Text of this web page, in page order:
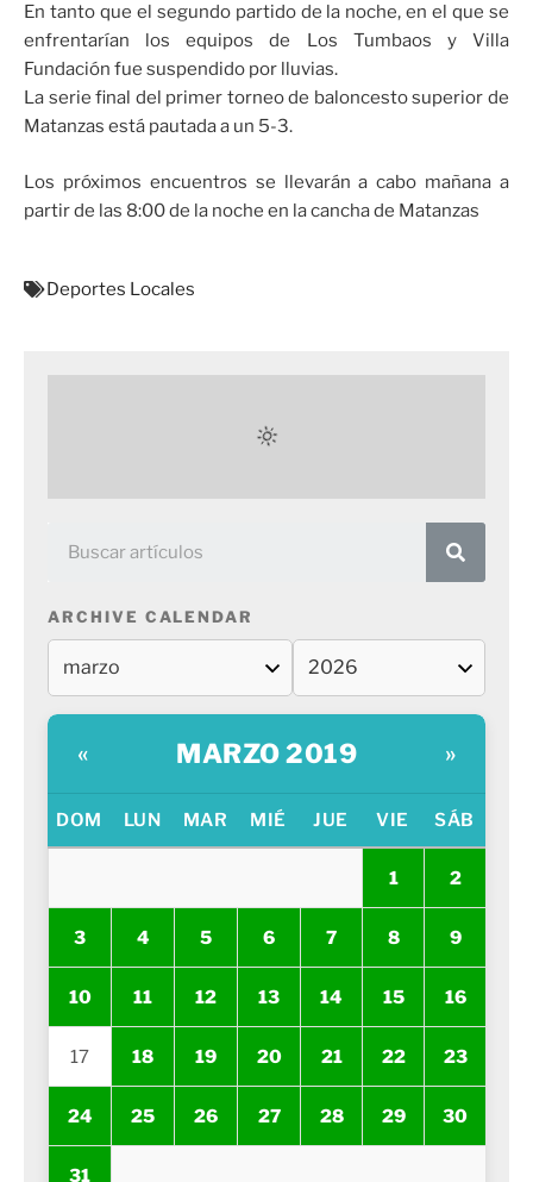
En tanto que el segundo partido de la noche, en el que se
enfrentarían los equipos de Los Tumbaos y Villa
Fundación fue suspendido por lluvias.
La serie final del primer torneo de baloncesto superior de
Matanzas está pautada a un 5-3.
Los próximos encuentros se llevarán a cabo mañana a
partir de las 8:00 de la noche en la cancha de Matanzas
Deportes Locales
ARCHIVE CALENDAR
« MARZO 2019 »
DOM LUN MAR MIÉ JUE VIE SÁB
1 2
3 4 5 6 7 8 9
10 11 12 13 14 15 16
17 18 19 20 21 22 23
24 25 26 27 28 29 30
31